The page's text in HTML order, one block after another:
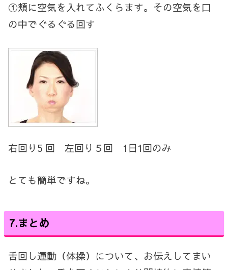
①頬に空気を入れてふくらます。その空気を口
の中でぐるぐる回す
右回り5 回 左回り５回 1日1回のみ
とても簡単ですね。
7.まとめ
舌回し運動（体操）について、お伝えしてまい